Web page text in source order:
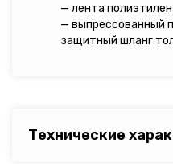
— лента
— выпрессованный
защитный шланг
Технические